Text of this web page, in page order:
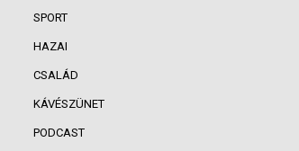
SPORT
HAZAI
CSALÁD
KÁVÉSZÜNET
PODCAST